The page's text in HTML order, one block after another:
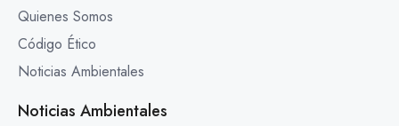
Quienes Somos
Código Ético
Noticias Ambientales
Noticias Ambientales